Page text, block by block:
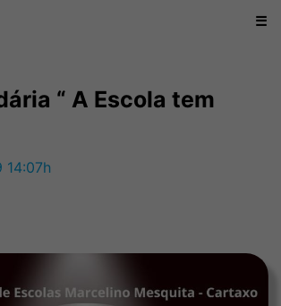
☰
“ A Escola tem
14:07h